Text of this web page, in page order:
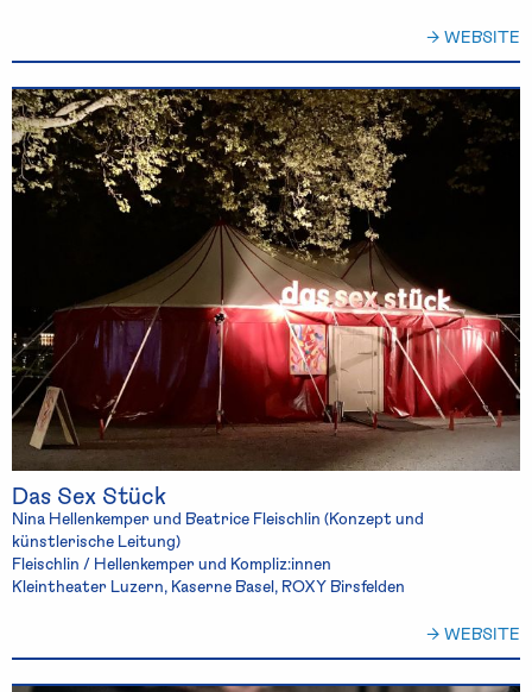
→ WEBSITE
Das Sex Stück
Nina Hellenkemper und Beatrice Fleischlin (Konzept und
künstlerische Leitung)
Fleischlin / Hellenkemper und Kompliz:innen
Kleintheater Luzern, Kaserne Basel, ROXY Birsfelden
→ WEBSITE